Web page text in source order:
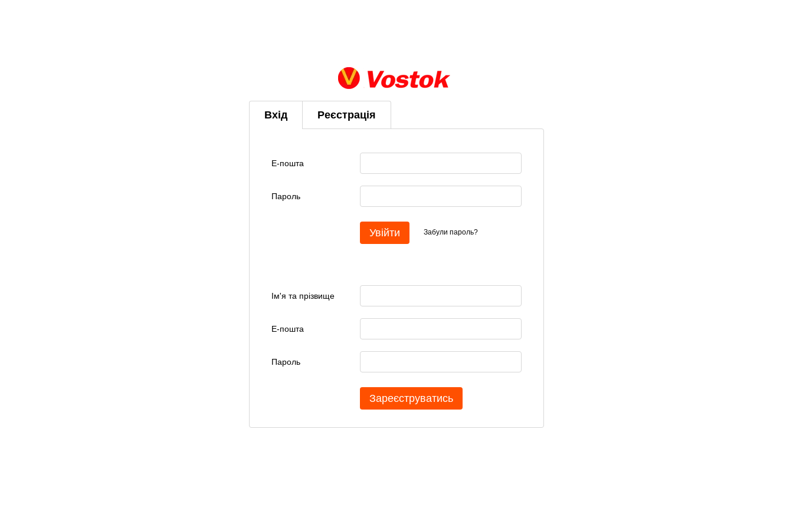
Вхід Реєстрація
Е-пошта
Пароль
Увійти Забули пароль?
Ім'я та прізвище
Е-пошта
Пароль
Зареєструватись